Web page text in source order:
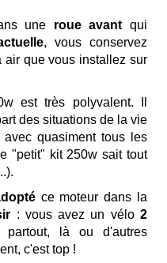
une roue avant qui
, vous conservez
air que vous installez sur
est très polyvalent. Il
des situations de la vie
quasiment tous les
"petit" kit 250w sait tout
ce moteur dans la
: vous avez un vélo2
partout, là ou d'autres
c'est top !